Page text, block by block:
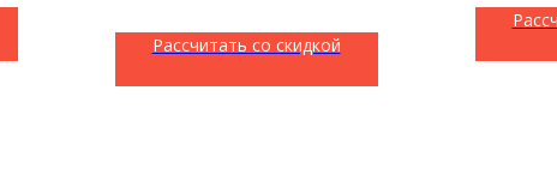
Рассчитать со скидкой